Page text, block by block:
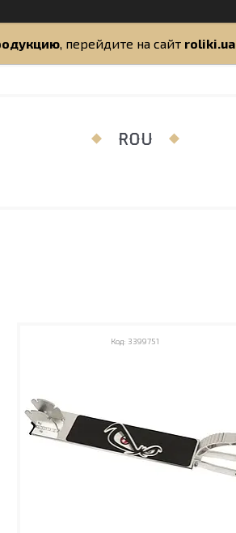
, перейдите на сайт roliki.ua
ROU
3399751